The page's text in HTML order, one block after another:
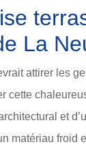
La
attirer les
cette
et
matériau froid